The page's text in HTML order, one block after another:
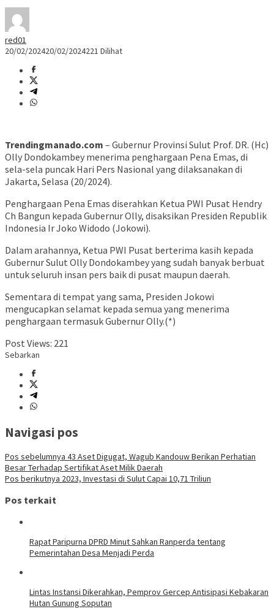
red01
20/02/202420/02/2024221 Dilihat
Trendingmanado.com – Gubernur Provinsi Sulut Prof. DR. (Hc)
Olly Dondokambey menerima penghargaan Pena Emas, di
sela-sela puncak Hari Pers Nasional yang dilaksanakan di
Jakarta, Selasa (20/2024).
Penghargaan Pena Emas diserahkan Ketua PWI Pusat Hendry
Ch Bangun kepada Gubernur Olly, disaksikan Presiden Republik
Indonesia Ir Joko Widodo (Jokowi).
Dalam arahannya, Ketua PWI Pusat berterima kasih kepada
Gubernur Sulut Olly Dondokambey yang sudah banyak berbuat
untuk seluruh insan pers baik di pusat maupun daerah.
Sementara di tempat yang sama, Presiden Jokowi
mengucapkan selamat kepada semua yang menerima
penghargaan termasuk Gubernur Olly.(*)
Post Views: 221
Sebarkan
Navigasi pos
Pos sebelumnya 43 Aset Digugat, Wagub Kandouw Berikan Perhatian
Besar Terhadap Sertifikat Aset Milik Daerah
Pos berikutnya 2023, Investasi di Sulut Capai 10,71 Triliun
Pos terkait
Rapat Paripurna DPRD Minut Sahkan Ranperda tentang
Pemerintahan Desa Menjadi Perda
Lintas Instansi Dikerahkan, Pemprov Gercep Antisipasi Kebakaran
Hutan Gunung Soputan